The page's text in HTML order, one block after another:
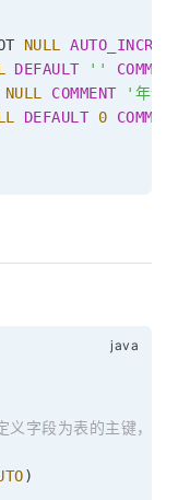
NULL
DEFAULT ''
NULL COMMENT '年龄'
DEFAULT 0
字段为表的主键，
)